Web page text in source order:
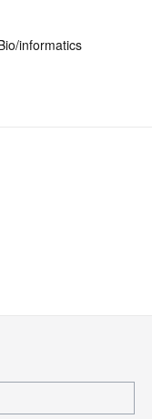
informatics